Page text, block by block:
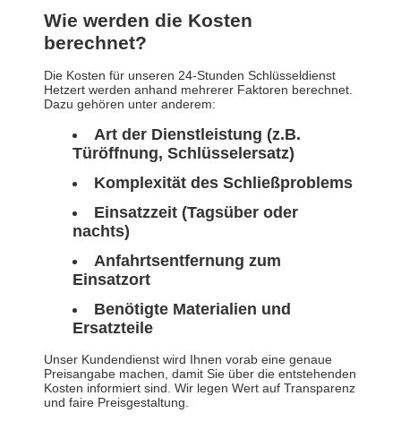
Wie werden die Kosten
berechnet?
Die Kosten für unseren 24-Stunden Schlüsseldienst
Hetzert werden anhand mehrerer Faktoren berechnet.
Dazu gehören unter anderem:
Art der Dienstleistung (z.B.
Türöffnung, Schlüsselersatz)
Komplexität des Schließproblems
Einsatzzeit (Tagsüber oder
nachts)
Anfahrtsentfernung zum
Einsatzort
Benötigte Materialien und
Ersatzteile
Unser Kundendienst wird Ihnen vorab eine genaue
Preisangabe machen, damit Sie über die entstehenden
Kosten informiert sind. Wir legen Wert auf Transparenz
und faire Preisgestaltung.